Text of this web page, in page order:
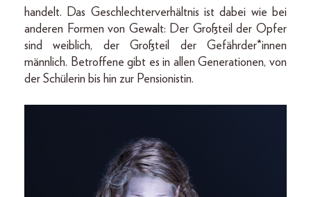
handelt. Das Geschlechterverhältnis ist dabei wie bei
anderen Formen von Gewalt: Der Großteil der Opfer
sind weiblich, der Großteil der Gefährder*innen
männlich. Betroffene gibt es in allen Generationen, von
der Schülerin bis hin zur Pensionistin.